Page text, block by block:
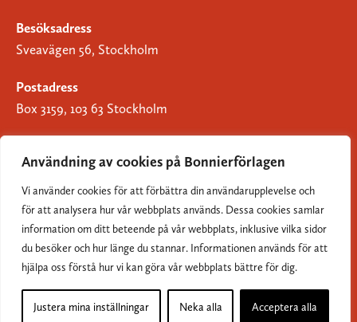
Användning av cookies på Bonnierförlagen
Vi använder cookies för att förbättra din användarupplevelse och
för att analysera hur vår webbplats används. Dessa cookies samlar
information om ditt beteende på vår webbplats, inklusive vilka sidor
du besöker och hur länge du stannar. Informationen används för att
hjälpa oss förstå hur vi kan göra vår webbplats bättre för dig.
Justera mina inställningar Neka alla Acceptera alla
Besöksadress
Sveavägen 56, Stockholm
Postadress
Box 3159, 103 63 Stockholm
Om Bonnierförlagen
Cookies
Integritetspolicy